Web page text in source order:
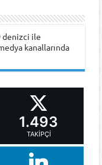
denizci ile
kanallarında
1.493
TAKIPÇI